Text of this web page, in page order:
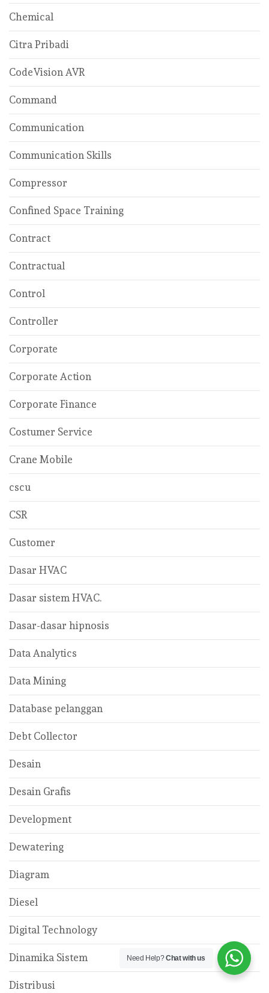
Chemical
Citra Pribadi
CodeVision AVR
Command
Communication
Communication Skills
Compressor
Confined Space Training
Contract
Contractual
Control
Controller
Corporate
Corporate Action
Corporate Finance
Costumer Service
Crane Mobile
cscu
CSR
Customer
Dasar HVAC
Dasar sistem HVAC.
Dasar-dasar hipnosis
Data Analytics
Data Mining
Database pelanggan
Debt Collector
Desain
Desain Grafis
Development
Dewatering
Diagram
Diesel
Digital Technology
Dinamika Sistem
Distribusi
Need Help?Chat with us